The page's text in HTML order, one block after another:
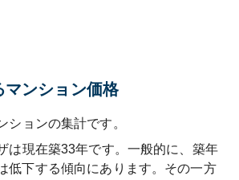
マンション価格
ションの集計です。
は現在築33年です。一般的に、築年
低下する傾向にあります。その一方